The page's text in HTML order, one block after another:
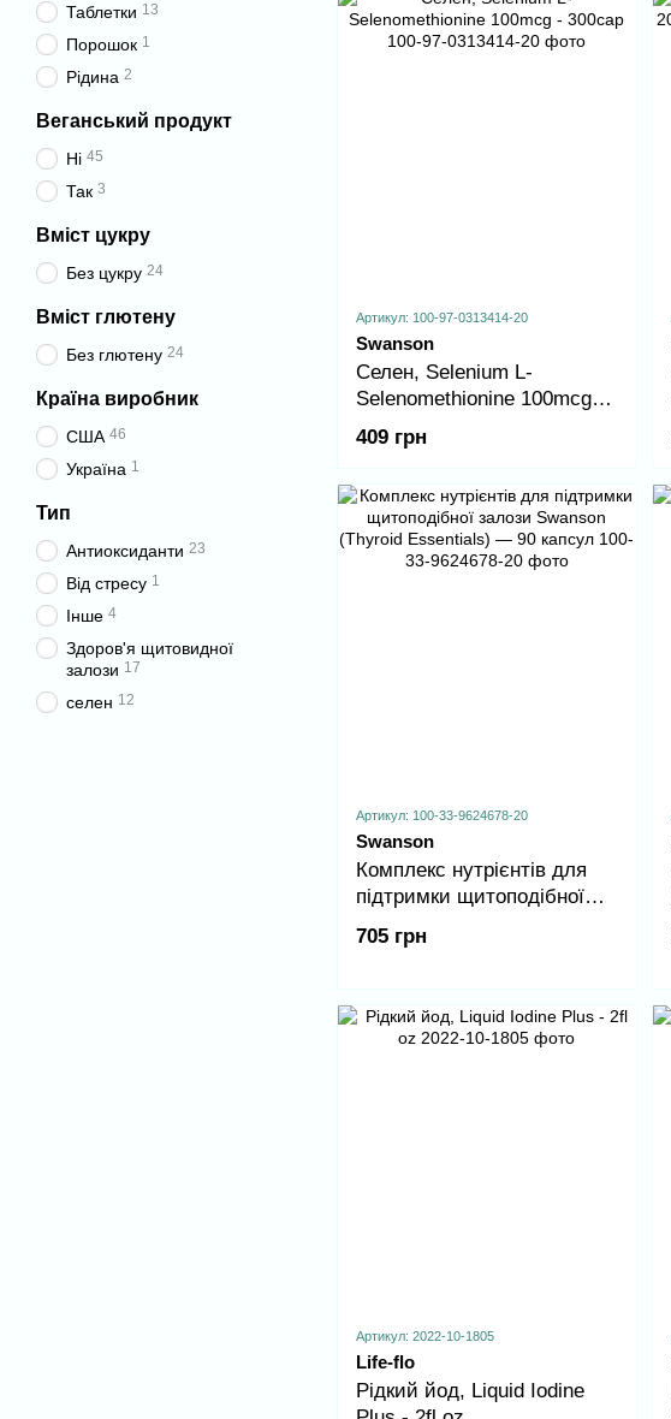
Артикул: 100-97-0313414-20
Swanson
Селен, Selenium L-
Selenomethionine 100mcg -
300cap
409 грн
Артикул: 100-33-9624678-20
Swanson
Комплекс нутрієнтів для
підтримки щитоподібної
залози Swanson (Thyroid
Essentials) — 90 капсул
705 грн
Артикул: 2022-10-1805
Life-flo
Рідкий йод, Liquid Iodine
Таблетки 13
Порошок 1
Рідина 2
Веганський продукт
Ні 45
Так 3
Вміст цукру
Без цукру 24
Вміст глютену
Без глютену 24
Країна виробник
США 46
Україна 1
Тип
Антиоксиданти 23
Від стресу 1
Інше 4
Здоров'я щитовидної
залози 17
селен 12